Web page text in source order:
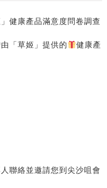
健康產品滿意度問卷調查
「草姬」提供的
健康產
聯絡並邀請您到尖沙咀會